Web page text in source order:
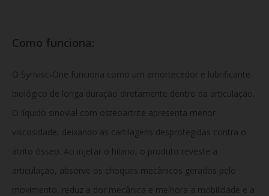
Como funciona:
O Synvisc-One funciona como um amortecedor e lubrificante
biológico de longa duração diretamente dentro da articulação.
O líquido sinovial com osteoartrite apresenta menor
viscosidade, deixando as cartilagens desprotegidas contra o
atrito ósseo. Ao injetar o hilano, o produto reveste a
articulação, absorve os choques mecânicos gerados pelo
movimento, reduz a dor mecânica e melhora a mobilidade e a